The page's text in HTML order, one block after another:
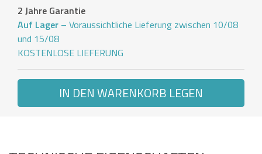
2 Jahre Garantie
Auf Lager – Voraussichtliche Lieferung zwischen 10/08
und 15/08
KOSTENLOSE LIEFERUNG
IN DEN WARENKORB LEGEN